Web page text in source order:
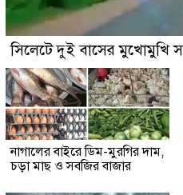
সিলেটে দুই বাসের মুখোমুখি
নাগালের বাইরে ডিম-মুরগির দাম,
চড়া মাছ ও সবজির বাজার